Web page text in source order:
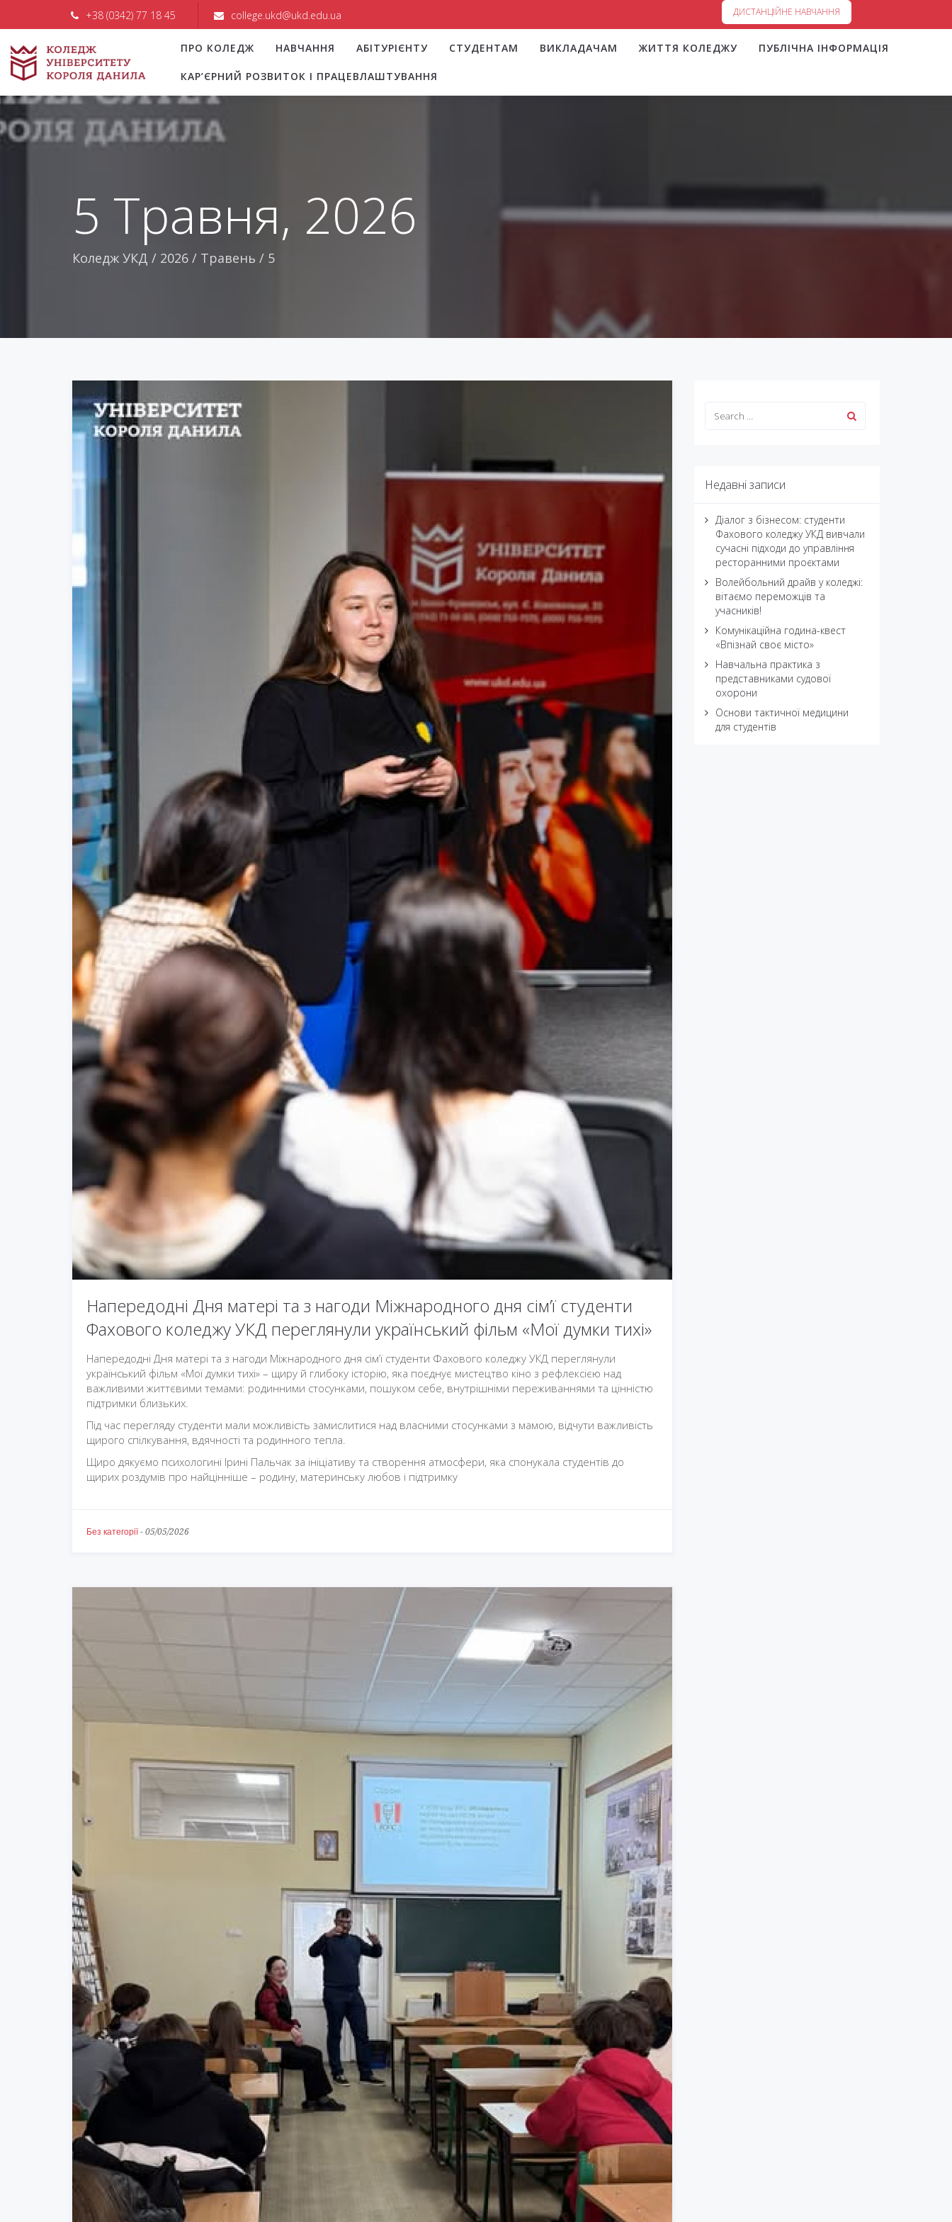
+38 (0342) 77 18 45 college.ukd@ukd.edu.ua ДИСТАНЦІЙНЕ НАВЧАННЯ
ПРО КОЛЕДЖ НАВЧАННЯ АБІТУРІЄНТУ СТУДЕНТАМ ВИКЛАДАЧАМ ЖИТТЯ КОЛЕДЖУ ПУБЛІЧНА ІНФОРМАЦІЯ
КАР’ЄРНИЙ РОЗВИТОК І ПРАЦЕВЛАШТУВАННЯ
5 Травня, 2026
Коледж УКД / 2026 / Травень / 5
Напередодні Дня матері та з нагоди Міжнародного дня сім’ї студенти
Фахового коледжу УКД переглянули український фільм «Мої думки тихі»
Напередодні Дня матері та з нагоди Міжнародного дня сім’ї студенти Фахового коледжу УКД переглянули
український фільм «Мої думки тихі» – щиру й глибоку історію, яка поєднує мистецтво кіно з рефлексією над
важливими життєвими темами: родинними стосунками, пошуком себе, внутрішніми переживаннями та цінністю
підтримки близьких.
Під час перегляду студенти мали можливість замислитися над власними стосунками з мамою, відчути важливість
щирого спілкування, вдячності та родинного тепла.
Щиро дякуємо психологині Ірині Пальчак за ініціативу та створення атмосфери, яка спонукала студентів до
щирих роздумів про найцінніше – родину, материнську любов і підтримку
Без категорії- 05/05/2026
Недавні записи
Діалог з бізнесом: студенти
Фахового коледжу УКД вивчали
сучасні підходи до управління
ресторанними проєктами
Волейбольний драйв у коледжі:
вітаємо переможців та
учасників!
Комунікаційна година-квест
«Впізнай своє місто»
Навчальна практика з
представниками судової
охорони
Основи тактичної медицини
для студентів